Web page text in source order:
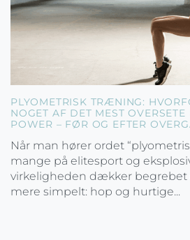
PLYOMETRISK TRÆNING:
NOGET AF DET MEST
POWER – FØR OG EFTER
Når man hører ordet
mange på elitesport og
virkeligheden dækker begrebet
mere simpelt: hop og hurtige...